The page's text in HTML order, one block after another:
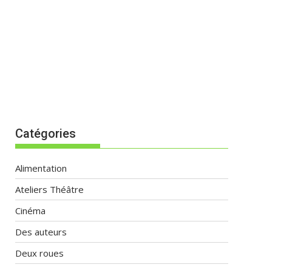
Catégories
Alimentation
Ateliers Théâtre
Cinéma
Des auteurs
Deux roues